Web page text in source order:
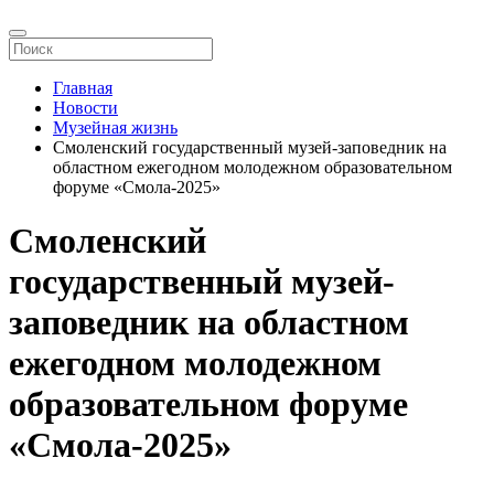
Главная
Новости
Музейная жизнь
Смоленский государственный музей-заповедник на
областном ежегодном молодежном образовательном
форуме «Смола-2025»
Смоленский
государственный музей-
заповедник на областном
ежегодном молодежном
образовательном форуме
«Смола-2025»